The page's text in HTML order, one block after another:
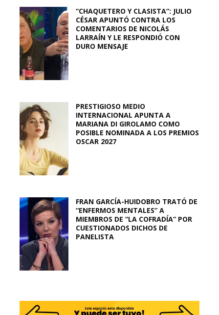
“CHAQUETERO Y CLASISTA”: JULIO
CÉSAR APUNTÓ CONTRA LOS
COMENTARIOS DE NICOLÁS
LARRAÍN Y LE RESPONDIÓ CON
DURO MENSAJE
PRESTIGIOSO MEDIO
INTERNACIONAL APUNTA A
MARIANA DI GIROLAMO COMO
POSIBLE NOMINADA A LOS PREMIOS
OSCAR 2027
FRAN GARCÍA-HUIDOBRO TRATÓ DE
“ENFERMOS MENTALES” A
MIEMBROS DE “LA COFRADÍA” POR
CUESTIONADOS DICHOS DE
PANELISTA